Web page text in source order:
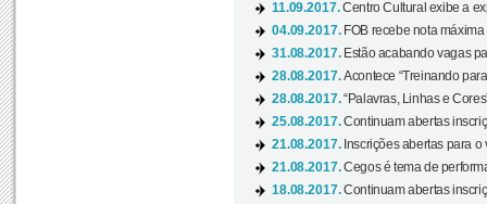
11.09.2017.Centro Cultural exibe a
04.09.2017. FOB recebe nota
31.08.2017. Estão acabando vagas
28.08.2017.Acontece “Treinando
28.08.2017.“Palavras, Linhas e
25.08.2017.Continuam abertas
21.08.2017. Inscrições abertas para
21.08.2017.Cegos é tema de
18.08.2017.Continuam abertas